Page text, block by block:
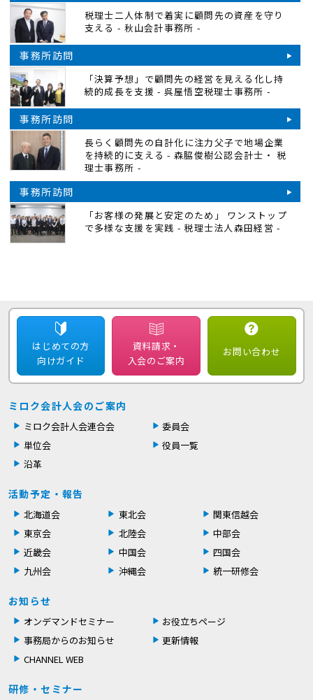
税理士二人体制で着実に顧問先の資産を守り
支える - 秋山会計事務所 -
事務所訪問
「決算予想」で顧問先の経営を見える化し持
続的成長を支援 - 呉屋悟空税理士事務所 -
事務所訪問
長らく顧問先の自計化に注力父子で地場企業
を持続的に支える - 森脇俊樹公認会計士・ 税
理士事務所 -
事務所訪問
「お客様の発展と安定のため」 ワンストップ
で多様な支援を実践 - 税理士法人森田経営 -
はじめての方
向けガイド
資料請求・
入会のご案内
お問い合わせ
ミロク会計人会のご案内
ミロク会計人会連合会
委員会
単位会
役員一覧
沿革
活動予定・報告
北海道会 東北会
関東信越会
東京会
北陸会
中部会
近畿会
中国会
四国会
九州会
沖縄会 統一研修会
お知らせ
オンデマンドセミナー
お役立ちページ
事務局からのお知らせ
更新情報
CHANNEL WEB
研修・セミナー